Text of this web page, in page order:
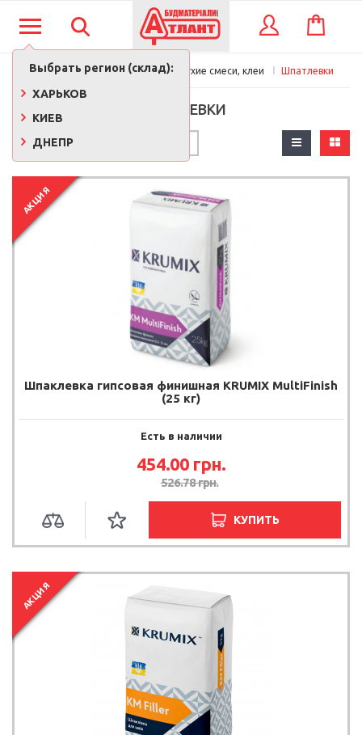
Выбрать регион (склад):
ХАРЬКОВ
КИЕВ
ДНЕПР
КОРЗИНА
Главная Стройматериалы Сухие смеси, клеи Шпатлевки
ШПАТЛЕВКИ
АКЦИЯ
Шпаклевка гипсовая финишная KRUMIX MultiFinish
(25 кг)
Есть в наличии
454.00 грн.
526.78 грн.
КУПИТЬ
АКЦИЯ